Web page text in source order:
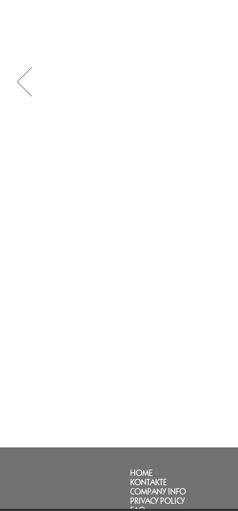
HOME
KONTAKTE
COMPANY INFO
PRIVACY POLICY